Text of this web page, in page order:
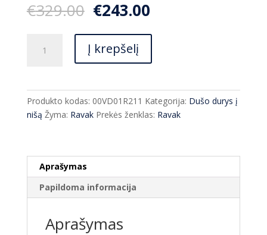
€329.00 Original
price
was:
€329.00.
€243.00Current
is:
kiekis:
Ravak
ASDP3-
110
Į krepšelį
Produkto kodas: 00VD01R211 Kategorija: Dušo durys į
nišą Žyma: Ravak Prekės ženklas: Ravak
Aprašymas
Papildoma informacija
Aprašymas